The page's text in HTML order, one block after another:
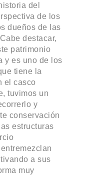
del
de los
dueños de las
destacar,
patrimonio
y es uno de los
tiene la
el casco
tuvimos un
y
conservación
estructuras
a sus
muy